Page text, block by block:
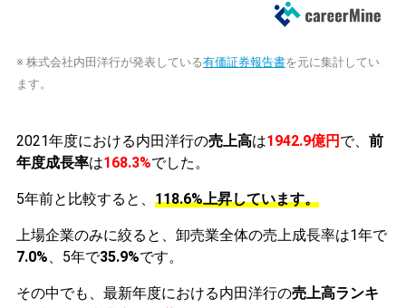
※ 株式会社内田洋行が発表している有価証券報告書を元に集計してい
ます。
2021年度における内田洋行の売上高は1942.9億円 で、 前
年度成長率は168.3%でした。
5年前と比較すると、 118.6%上昇しています。
上場企業のみに絞ると、卸売業全体の売上成長率は1年で
7.0%、5年で35.9%です。
その中でも、最新年度における内田洋行の売上高ランキ